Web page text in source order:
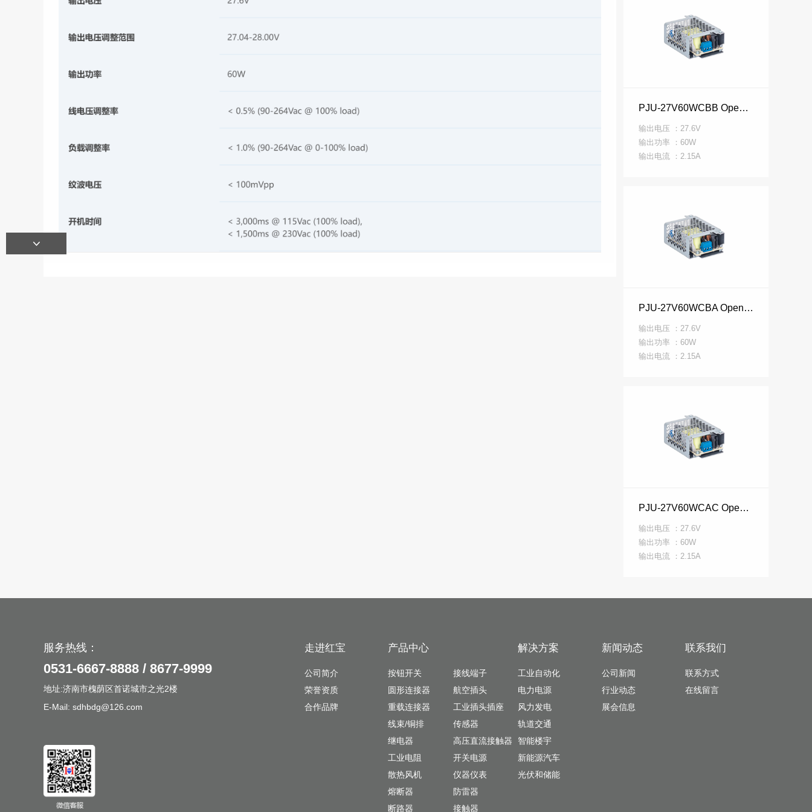
PJU-27V60WCBB Open Frame PJU 系列
输出电压 ：27.6V
输出功率 ：60W
输出电流 ：2.15A
PJU-27V60WCBA Open Frame PJU 系列
输出电压 ：27.6V
输出功率 ：60W
输出电流 ：2.15A
PJU-27V60WCAC Open Frame PJU 系列
输出电压 ：27.6V
输出功率 ：60W
输出电流 ：2.15A
服务热线：
0531-6667-8888 / 8677-9999
地址:济南市槐荫区首诺城市之光2楼
E-Mail: sdhbdg@126.com
走进红宝
公司简介
荣誉资质
合作品牌
产品中心
按钮开关
接线端子
圆形连接器
航空插头
重载连接器
工业插头插座
线束/铜排
传感器
继电器
高压直流接触器
工业电阻
开关电源
散热风机
仪器仪表
熔断器
防雷器
断路器
接触器
解决方案
工业自动化
电力电源
风力发电
轨道交通
智能楼宇
新能源汽车
光伏和储能
新闻动态
公司新闻
行业动态
展会信息
联系我们
联系方式
在线留言